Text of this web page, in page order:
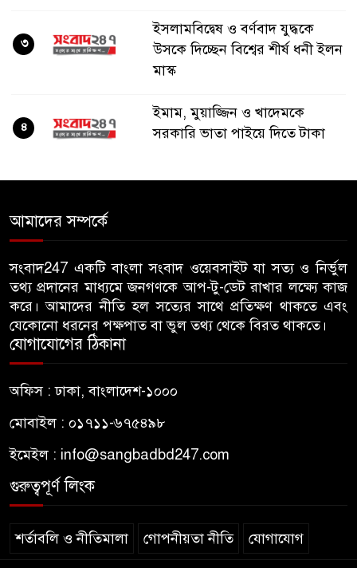
ইসলামবিদ্বেষ ও বর্ণবাদ যুদ্ধকে
উসকে দিচ্ছেন বিশ্বের শীর্ষ ধনী ইলন
মাস্ক
৩
ইমাম, মুয়াজ্জিন ও খাদেমকে
সরকারি ভাতা পাইয়ে দিতে টাকা
৪
বিএনপি নেতা
৫
জন্মনিবন্ধন সংশোধনের নামে অর্থ
নেয়ায় কৃষকদল নেতাকে অব্যাহতি
৬
গেছে চোয়াল, কথা বলতে না পেরে
৭
ঢাকা আলিয়া মাদ্রাসায় শিবিরের
হিন্দু নারীর ঘর থেকে উলঙ্গ অবস্থায়
আমাদের সম্পর্কে
সংবাদ247 একটি বাংলা সংবাদ ওয়েবসাইট যা সত্য ও নির্ভুল
তথ্য প্রদানের মাধ্যমে জনগণকে আপ-টু-ডেট রাখার লক্ষ্যে কাজ
করে। আমাদের নীতি হল সত্যের সাথে প্রতিক্ষণ থাকতে এবং
যেকোনো ধরনের পক্ষপাত বা ভুল তথ্য থেকে বিরত থাকতে।
যোগাযোগের ঠিকানা
অফিস : ঢাকা, বাংলাদেশ-১০০০
মোবাইল : ০১৭১১-৬৭৫৪৯৮
ইমেইল : info@sangbadbd247.com
গুরুত্বপূর্ণ লিংক
শর্তাবলি ও নীতিমালা গোপনীয়তা নীতি যোগাযোগ